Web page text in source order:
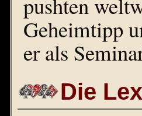
Geheimtipp
er als
Die